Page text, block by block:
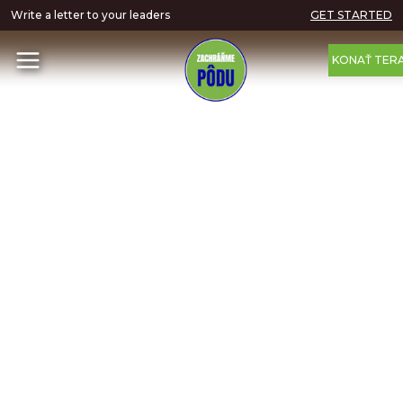
Write a letter to your leaders GET STARTED
KONAŤ